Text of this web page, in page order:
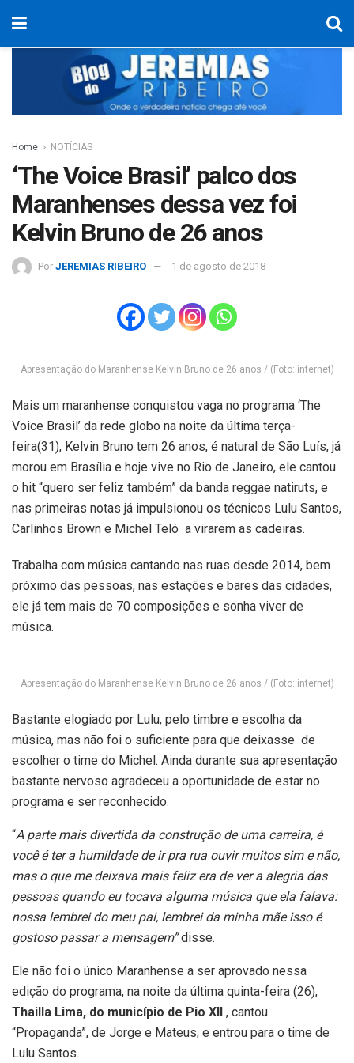
Home NOTÍCIAS
‘The Voice Brasil’ palco dos
Maranhenses dessa vez foi
Kelvin Bruno de 26 anos
Por JEREMIAS RIBEIRO 1 de agosto de 2018
Apresentação do Maranhense Kelvin Bruno de 26 anos / (Foto: internet)
Mais um maranhense conquistou vaga no programa ‘The
Voice Brasil’ da rede globo na noite da última terça-
feira(31), Kelvin Bruno tem 26 anos, é natural de São Luís, já
morou em Brasília e hoje vive no Rio de Janeiro, ele cantou
o hit “quero ser feliz também” da banda reggae natiruts, e
nas primeiras notas já impulsionou os técnicos Lulu Santos,
Carlinhos Brown e Michel Teló a virarem as cadeiras.
Trabalha com música cantando nas ruas desde 2014, bem
próximo das pessoas, nas estações e bares das cidades,
ele já tem mais de 70 composições e sonha viver de
música.
Apresentação do Maranhense Kelvin Bruno de 26 anos / (Foto: internet)
Bastante elogiado por Lulu, pelo timbre e escolha da
música, mas não foi o suficiente para que deixasse de
escolher o time do Michel. Ainda durante sua apresentação
bastante nervoso agradeceu a oportunidade de estar no
programa e ser reconhecido.
“A parte mais divertida da construção de uma carreira, é
você é ter a humildade de ir pra rua ouvir muitos sim e não,
mas o que me deixava mais feliz era de ver a alegria das
pessoas quando eu tocava alguma música que ela falava:
nossa lembrei do meu pai, lembrei da minha mãe isso é
gostoso passar a mensagem”disse.
Ele não foi o único Maranhense a ser aprovado nessa
edição do programa, na noite da última quinta-feira (26),
Thailla Lima, do município de Pio XII , cantou
“Propaganda”, de Jorge e Mateus, e entrou para o time de
Lulu Santos.